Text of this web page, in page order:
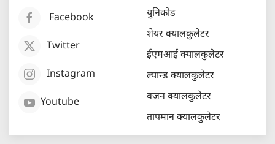
Facebook
Twitter
Instagram
Youtube
युनिकोड
शेयर क्यालकुलेटर
ईएमआई क्यालकुलेटर
ल्यान्ड क्यालकुलेटर
वजन क्यालकुलेटर
तापमान क्यालकुलेटर